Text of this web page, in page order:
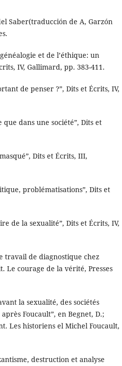
Saber(traducción de A, Garzón
et de l’éthique: un
IV, Gallimard, pp. 383-411.
de penser ?”, Dits et Écrits, IV,
que dans une société”, Dits et
Dits et Écrits, III,
problématisations”, Dits et
de la sexualité”, Dits et Écrits, IV,
travail de diagnostique chez
Le courage de la vérité, Presses
la sexualité, des sociétés
Foucault”, en Begnet, D.;
Les historiens el Michel Foucault,
destruction et analyse